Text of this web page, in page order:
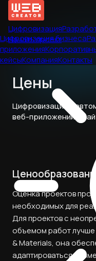
Цифровизация
Начать проект
Цифровизация бизнеса
приложения
кейсыКомпанияКонтакты
Цены
Цифровизация и
веб-приложений и
Ценообразование
Оценка проектов
необходимых для
Для проектов с
объемом работ
& Materials, она
адаптироваться к